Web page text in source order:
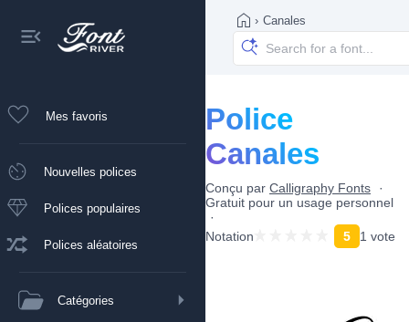
Mes favoris
Nouvelles polices
Polices populaires
Polices aléatoires
Catégories
› Canales
Police
Canales
Conçu par Calligraphy Fonts
Gratuit pour un usage personnel
Notation 5 1 vote